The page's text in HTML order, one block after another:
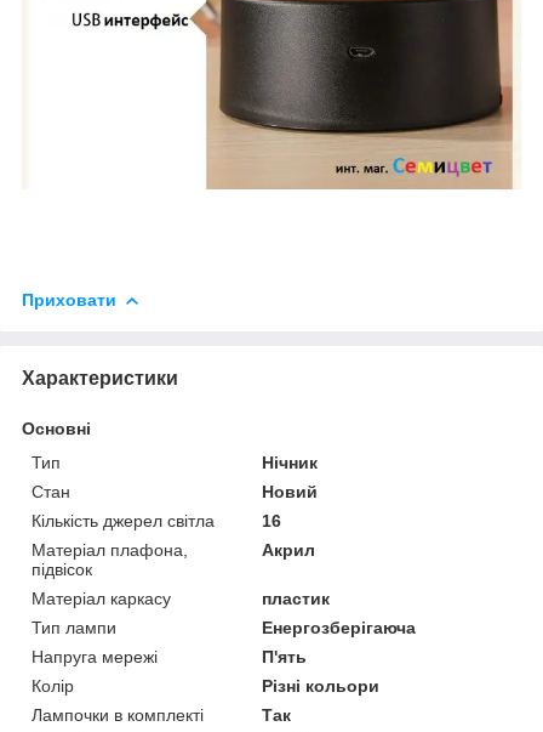
Приховати
Характеристики
Основні
Тип
Нічник
Стан
Новий
Кількість джерел світла
16
Матеріал плафона,
підвісок
Акрил
Матеріал каркасу
пластик
Тип лампи
Енергозберігаюча
Напруга мережі
П'ять
Колір
Різні кольори
Лампочки в комплекті
Так